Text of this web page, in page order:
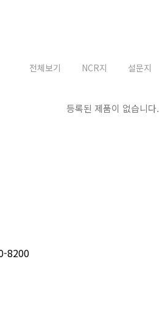
전체보기 NCR지 설문지
등록된 제품이 없습니다.
8200